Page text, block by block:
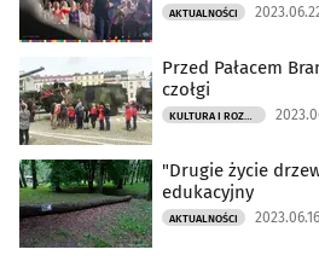
AKTUALNOŚCI
Przed Pałacem
czołgi
KULTURA I ROZRYWKA
"Drugie życie
edukacyjny
AKTUALNOŚCI